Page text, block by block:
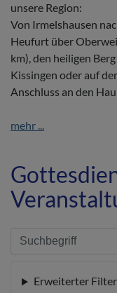
unsere Region:
Von Irmelshausen
Heufurt über
km), den heiligen
Kissingen oder auf
Anschluss an den
mehr ...
Erweiterter Filter